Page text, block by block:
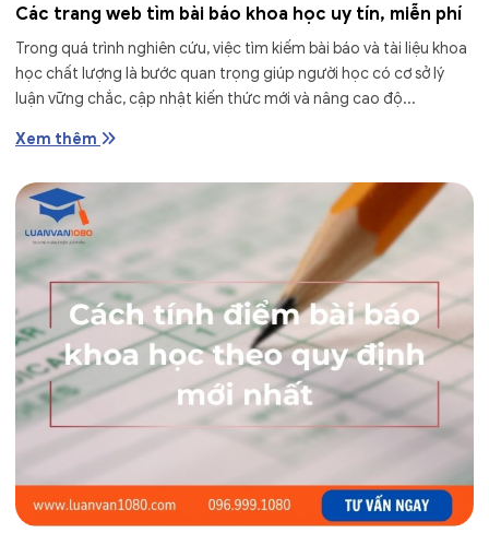
Các trang web tìm bài báo khoa học uy tín, miễn phí
Trong quá trình nghiên cứu, việc tìm kiếm bài báo và tài liệu khoa
học chất lượng là bước quan trọng giúp người học có cơ sở lý
luận vững chắc, cập nhật kiến thức mới và nâng cao độ...
Xem thêm